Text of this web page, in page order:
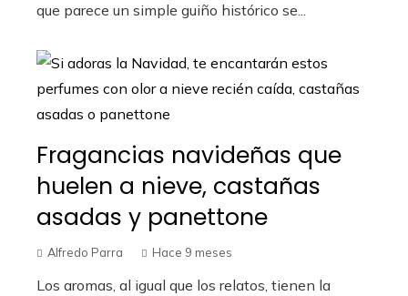
que parece un simple guiño histórico se...
Fragancias navideñas que
huelen a nieve, castañas
asadas y panettone
Alfredo Parra Hace 9 meses
Los aromas, al igual que los relatos, tienen la